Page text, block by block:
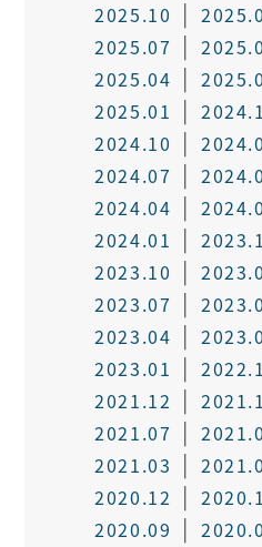
2025.10
2025.07
2025.04
2025.01
2024.10
2024.07
2024.04
2024.01
2023.10
2023.07
2023.04
2023.01
2021.12
2021.07
2021.03
2020.12
2020.09